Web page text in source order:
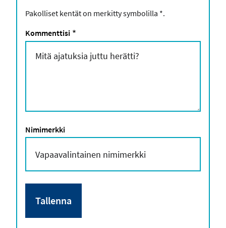
Pakolliset kentät on merkitty symbolilla *.
Kommenttisi *
Nimimerkki